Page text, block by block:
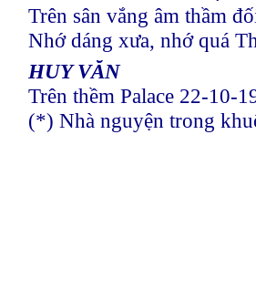
Trên sân vắng âm thầm
Nhớ dáng xưa, nhớ quá
HUY VĂN
Trên thềm Palace 22-10-
(*) Nhà nguyện trong